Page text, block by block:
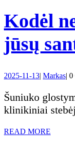
Kodėl
jūsų
2025-11-132025-
| Markas| 0
Šuniuko glostymas ant galvos gali būti vertinamas kaip dominuojantis gestas, kurį daugelis jaunų šunų interpretuoja kaip grėsmę. Tyrimai ir
klinikiniai
READ MORE